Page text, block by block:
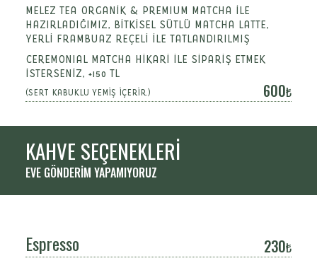
MELEZ TEA ORGANİK & PREMIUM MATCHA İLE
HAZIRLADIĞIMIZ, BİTKİSEL SÜTLÜ MATCHA LATTE,
YERLİ FRAMBUAZ REÇELİ İLE TATLANDIRILMIŞ
CEREMONIAL MATCHA HİKARİ İLE SİPARİŞ ETMEK
İSTERSENİZ, +150 TL
(SERT KABUKLU YEMİŞ İÇERİR.) 600
KAHVE SEÇENEKLERİ
EVE GÖNDERİM YAPAMIYORUZ
Espresso 230